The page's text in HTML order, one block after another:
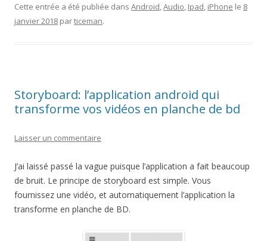
Cette entrée a été publiée dans Android,Audio, Ipad, iPhone le 8
janvier 2018 particeman.
Storyboard: l’application android qui
transforme vos vidéos en planche de bd
Laisser un commentaire
J’ai laissé passé la vague puisque l’application a fait beaucoup
de bruit. Le principe de storyboard est simple. Vous
fournissez une vidéo, et automatiquement l’application la
transforme en planche de BD.